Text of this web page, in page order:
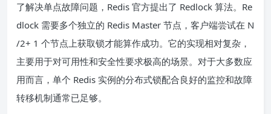
了解决单点故障问题，Redis 官方提出了 Redlock 算法。Re
dlock 需要多个独立的 Redis Master 节点，客户端尝试在 N
/2+ 1 个节点上获取锁才能算作成功。它的实现相对复杂，
主要用于对可用性和安全性要求极高的场景。对于大多数应
用而言，单个 Redis 实例的分布式锁配合良好的监控和故障
转移机制通常已足够。